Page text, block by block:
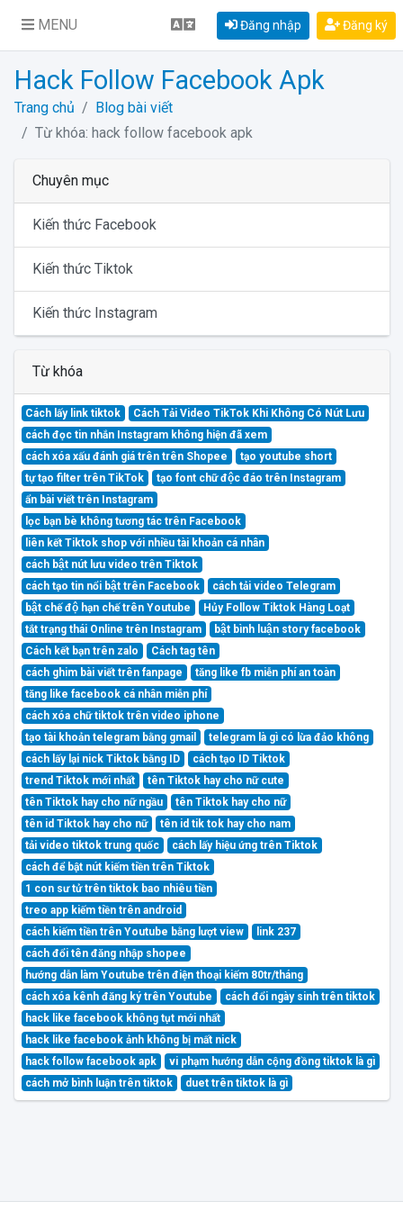
MENU Đăng nhập Đăng ký
Hack Follow Facebook Apk
Trang chủ
Blog bài viết
Từ khóa: hack follow facebook apk
Chuyên mục
Kiến thức Facebook
Kiến thức Tiktok
Kiến thức Instagram
Từ khóa
Cách lấy link tiktok
Cách Tải Video TikTok Khi Không Có Nút Lưu
cách đọc tin nhắn Instagram không hiện đã xem
cách xóa xấu đánh giá trên trên Shopee
tạo youtube short
tự tạo filter trên TikTok
tạo font chữ độc đáo trên Instagram
ẩn bài viết trên Instagram
lọc bạn bè không tương tác trên Facebook
liên kết Tiktok shop với nhiều tài khoản cá nhân
cách bật nút lưu video trên Tiktok
cách tạo tin nổi bật trên Facebook
cách tải video Telegram
bật chế độ hạn chế trên Youtube
Hủy Follow Tiktok Hàng Loạt
tắt trạng thái Online trên Instagram
bật bình luận story facebook
Cách kết bạn trên zalo
Cách tag tên
cách ghim bài viết trên fanpage
tăng like fb miễn phí an toàn
tăng like facebook cá nhân miễn phí
cách xóa chữ tiktok trên video iphone
tạo tài khoản telegram bằng gmail
telegram là gì có lừa đảo không
cách lấy lại nick Tiktok bằng ID
cách tạo ID Tiktok
trend Tiktok mới nhất
tên Tiktok hay cho nữ cute
tên Tiktok hay cho nữ ngầu
tên Tiktok hay cho nữ
tên id Tiktok hay cho nữ
tên id tik tok hay cho nam
tải video tiktok trung quốc
cách lấy hiệu ứng trên Tiktok
cách để bật nút kiếm tiền trên Tiktok
1 con sư tử trên tiktok bao nhiêu tiền
treo app kiếm tiền trên android
cách kiếm tiền trên Youtube bằng lượt view
link 237
cách đổi tên đăng nhập shopee
hướng dẫn làm Youtube trên điện thoại kiếm 80tr/tháng
cách xóa kênh đăng ký trên Youtube
cách đổi ngày sinh trên tiktok
hack like facebook không tụt mới nhất
hack like facebook ảnh không bị mất nick
hack follow facebook apk
vi phạm hướng dẫn cộng đồng tiktok là gì
cách mở bình luận trên tiktok
duet trên tiktok là gì